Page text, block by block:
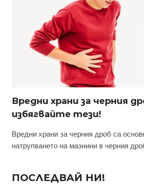
Вредни храни за черния
избягвайте тези!
Вредни храни за черния дроб са
натрупването на мазнини в черния
ПОСЛЕДВАЙ НИ!